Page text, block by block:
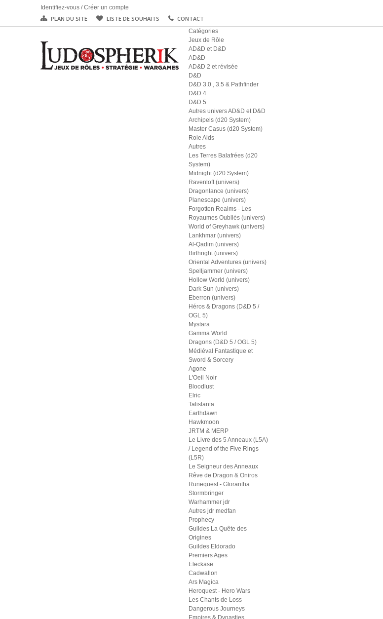
Identifiez-vous /Créer un compte
PLAN DU SITE LISTE DE SOUHAITS CONTACT
Catégories
Jeux de Rôle
AD&D et D&D
AD&D
AD&D 2 et révisée
D&D
D&D 3.0 , 3.5 & Pathfinder
D&D 4
D&D 5
Autres univers AD&D et D&D
Archipels (d20 System)
Master Casus (d20 System)
Role Aids
Autres
Les Terres Balafrées (d20
System)
Midnight (d20 System)
Ravenloft (univers)
Dragonlance (univers)
Planescape (univers)
Forgotten Realms - Les
Royaumes Oubliés (univers)
World of Greyhawk (univers)
Lankhmar (univers)
Al-Qadim (univers)
Birthright (univers)
Oriental Adventures (univers)
Spelljammer (univers)
Hollow World (univers)
Dark Sun (univers)
Eberron (univers)
Héros & Dragons (D&D 5 /
OGL 5)
Mystara
Gamma World
Dragons (D&D 5 / OGL 5)
Médiéval Fantastique et
Sword & Sorcery
Agone
L'Oeil Noir
Bloodlust
Elric
Talislanta
Earthdawn
Hawkmoon
JRTM & MERP
Le Livre des 5 Anneaux (L5A)
/ Legend of the Five Rings
(L5R)
Le Seigneur des Anneaux
Rêve de Dragon & Oniros
Runequest - Glorantha
Stormbringer
Warhammer jdr
Autres jdr medfan
Prophecy
Guildes La Quête des
Origines
Guildes Eldorado
Premiers Ages
Eleckasë
Cadwallon
Ars Magica
Heroquest - Hero Wars
Les Chants de Loss
Dangerous Journeys
Empires & Dynasties